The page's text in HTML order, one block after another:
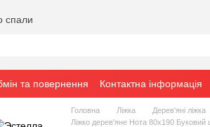
спали
та повернення Контактна інформація
Головна Ліжка Дерев'яні ліжка
Ліжко дерев'яне Нота 80х190